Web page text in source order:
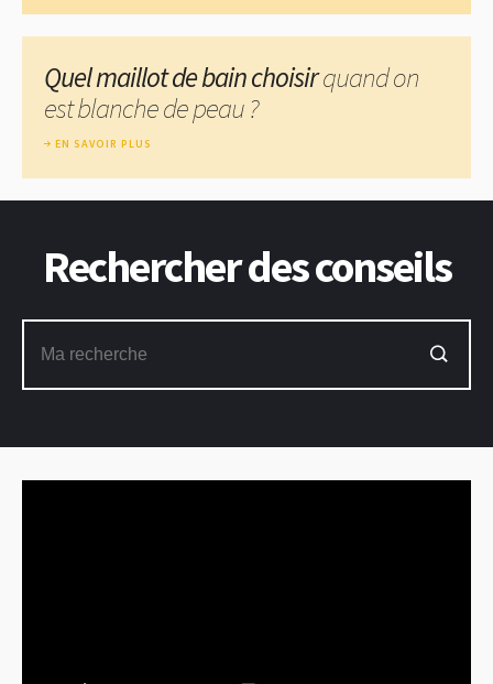
Quel maillot de bain choisirquand on
est blanche de peau ?
EN SAVOIR PLUS
Rechercher des conseils